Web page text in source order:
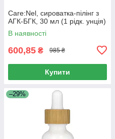
Care:Nel, сироватка-пілінг з
АГК-БГК, 30 мл (1 рідк. унція)
В наявності
600,85 ₴ 985 ₴
Купити
–29%